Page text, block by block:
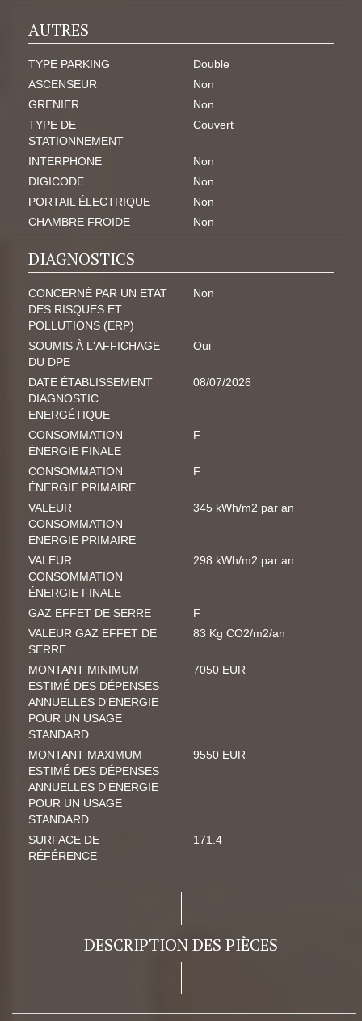
AUTRES
TYPE PARKING
Double
ASCENSEUR
Non
GRENIER
Non
TYPE DE
STATIONNEMENT
Couvert
INTERPHONE
Non
DIGICODE
Non
PORTAIL ÉLECTRIQUE
Non
CHAMBRE FROIDE
Non
DIAGNOSTICS
CONCERNÉ PAR UN ETAT
DES RISQUES ET
POLLUTIONS (ERP)
Non
SOUMIS À L'AFFICHAGE
DU DPE
Oui
DATE ÉTABLISSEMENT
DIAGNOSTIC
ENERGÉTIQUE
08/07/2026
CONSOMMATION
ÉNERGIE FINALE
F
CONSOMMATION
ÉNERGIE PRIMAIRE
F
VALEUR
CONSOMMATION
ÉNERGIE PRIMAIRE
345 kWh/m2 par an
VALEUR
CONSOMMATION
ÉNERGIE FINALE
298 kWh/m2 par an
GAZ EFFET DE SERRE
F
VALEUR GAZ EFFET DE
SERRE
83 Kg CO2/m2/an
MONTANT MINIMUM
ESTIMÉ DES DÉPENSES
ANNUELLES D'ÉNERGIE
POUR UN USAGE
STANDARD
7050 EUR
MONTANT MAXIMUM
ESTIMÉ DES DÉPENSES
ANNUELLES D'ÉNERGIE
POUR UN USAGE
STANDARD
9550 EUR
SURFACE DE
RÉFÉRENCE
171.4
DESCRIPTION DES PIÈCES